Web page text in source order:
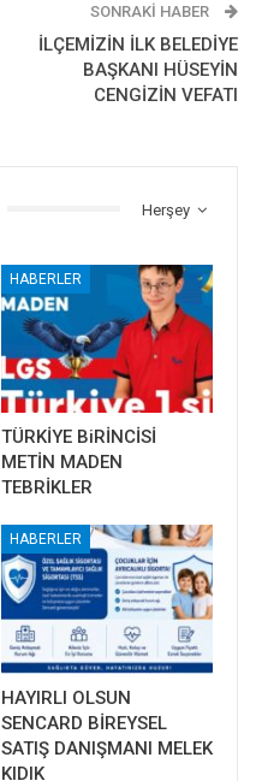
SONRAKI HABER
İLÇEMİZİN İLK BELEDİYE
BAŞKANI HÜSEYİN
CENGİZİN VEFATI
Herşey
HABERLER
TÜRKİYE BiRİNCİSİ
METİN MADEN
TEBRİKLER
HABERLER
HAYIRLI OLSUN
SENCARD BİREYSEL
SATIŞ DANIŞMANI MELEK
KIDIK